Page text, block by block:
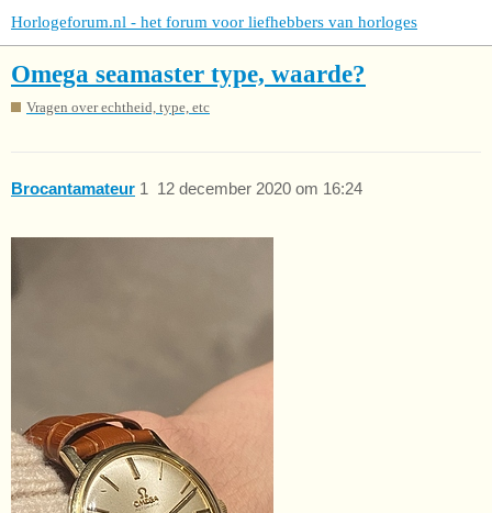
Horlogeforum.nl - het forum voor liefhebbers van horloges
Omega seamaster type, waarde?
Vragen over echtheid, type, etc
Brocantamateur 12 december 2020 om 16:24
1